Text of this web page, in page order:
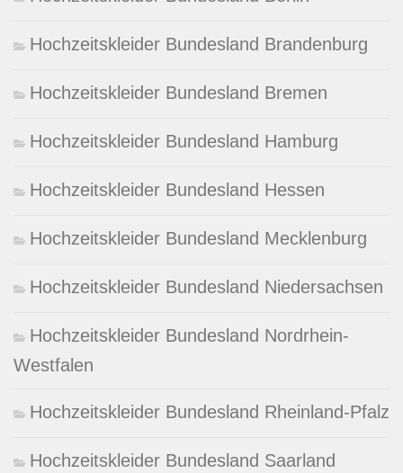
Hochzeitskleider Bundesland Brandenburg
Hochzeitskleider Bundesland Bremen
Hochzeitskleider Bundesland Hamburg
Hochzeitskleider Bundesland Hessen
Hochzeitskleider Bundesland Mecklenburg
Hochzeitskleider Bundesland Niedersachsen
Hochzeitskleider Bundesland Nordrhein-
Westfalen
Hochzeitskleider Bundesland Rheinland-Pfalz
Hochzeitskleider Bundesland Saarland